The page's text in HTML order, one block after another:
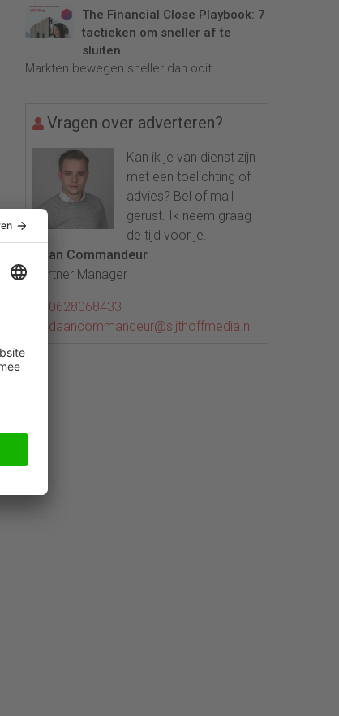
The Financial Close Playbook: 7
tactieken om sneller af te
sluiten
Markten bewegen sneller dan ooit....
Vragen over adverteren?
Kan ik je van dienst zijn
met een toelichting of
advies? Bel of mail
gerust. Ik neem graag
de tijd voor je.
Daan Commandeur
Partner Manager
0628068433
daancommandeur@sijthoffmedia.nl